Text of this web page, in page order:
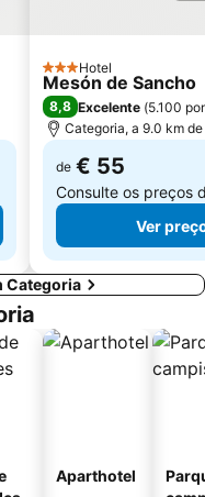
Square
3 Estrelas
Hotel
Mesón de Sancho
8,8 Excelente (5.100
Categoria, a 9.0 km
de € 55
Consulte os preços
Ver
Categoria
Aparthotel